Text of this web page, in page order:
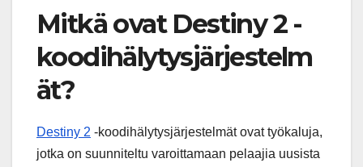
Mitkä ovat Destiny 2 -
koodihälytysjärjestelm
ät?
Destiny 2 -koodihälytysjärjestelmät ovat työkaluja,
jotka on suunniteltu varoittamaan pelaajia uusista